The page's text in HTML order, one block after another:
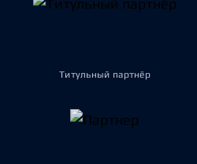
Титульный партнёр